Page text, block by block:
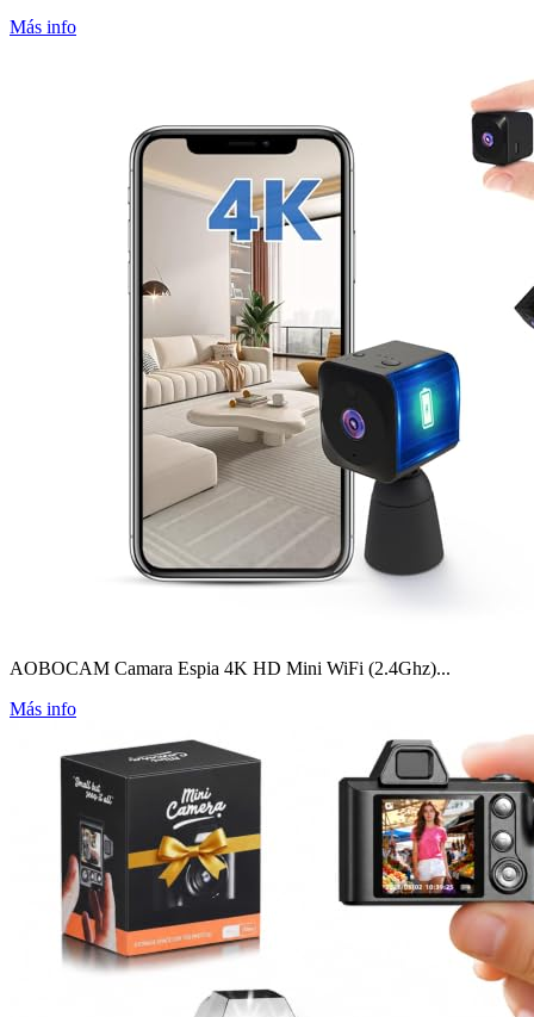
Más info
AOBOCAM Camara Espia 4K HD Mini WiFi (2.4Ghz)...
Más info